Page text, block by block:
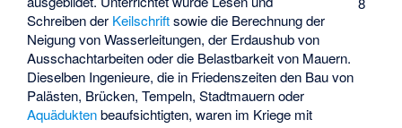
Schreiben der Keilschriftsowie die Berechnung der
Neigung von Wasserleitungen, der Erdaushub von
Ausschachtarbeiten oder die Belastbarkeit von Mauern.
Dieselben Ingenieure, die in Friedenszeiten den Bau von
Palästen, Brücken, Tempeln, Stadtmauern oder
Aquäduktenbeaufsichtigten, waren im Kriege mit